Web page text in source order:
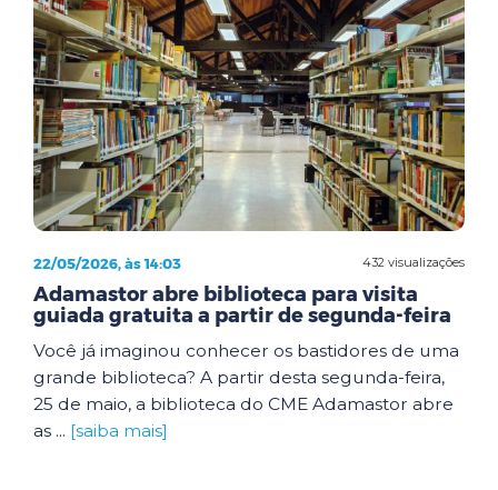
432 visualizações
22/05/2026, às 14:03
Adamastor abre biblioteca para visita
guiada gratuita a partir de segunda-feira
Você já imaginou conhecer os bastidores de uma
grande biblioteca? A partir desta segunda-feira,
25 de maio, a biblioteca do CME Adamastor abre
as ... [saiba mais]